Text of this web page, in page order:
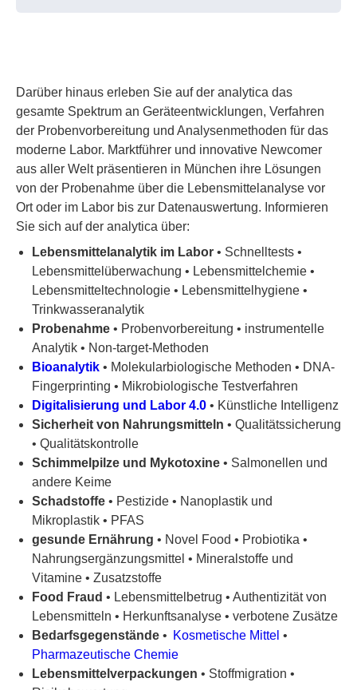
Darüber hinaus erleben Sie auf der analytica das
gesamte Spektrum an Geräteentwicklungen, Verfahren
der Probenvorbereitung und Analysenmethoden für das
moderne Labor. Marktführer und innovative Newcomer
aus aller Welt präsentieren in München ihre Lösungen
von der Probenahme über die Lebensmittelanalyse vor
Ort oder im Labor bis zur Datenauswertung. Informieren
Sie sich auf der analytica über:
Lebensmittelanalytik im Labor • Schnelltests •
Lebensmittelüberwachung • Lebensmittelchemie •
Lebensmitteltechnologie • Lebensmittelhygiene •
Trinkwasseranalytik
Probenahme • Probenvorbereitung • instrumentelle
Analytik • Non-target-Methoden
Bioanalytik • Molekularbiologische Methoden • DNA-
Fingerprinting • Mikrobiologische Testverfahren
Digitalisierung und Labor 4.0 • Künstliche Intelligenz
Sicherheit von Nahrungsmitteln • Qualitätssicherung
• Qualitätskontrolle
Schimmelpilze und Mykotoxine • Salmonellen und
andere Keime
Schadstoffe • Pestizide • Nanoplastik und
Mikroplastik • PFAS
gesunde Ernährung • Novel Food • Probiotika •
Nahrungsergänzungsmittel • Mineralstoffe und
Vitamine • Zusatzstoffe
Food Fraud • Lebensmittelbetrug • Authentizität von
Lebensmitteln • Herkunftsanalyse • verbotene Zusätze
Bedarfsgegenstände • Kosmetische Mittel •
Pharmazeutische Chemie
Lebensmittelverpackungen • Stoffmigration •